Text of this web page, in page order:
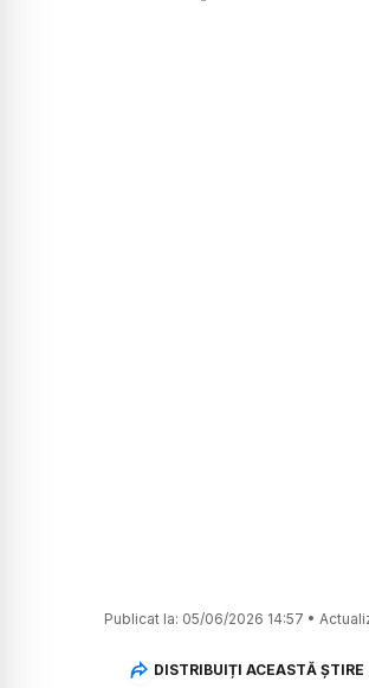
Publicat la: 05/06/2026 14:57 •
DISTRIBUIȚI ACEASTĂ ȘTIRE